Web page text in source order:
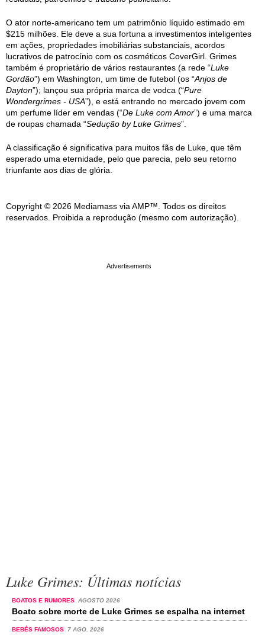
O ator norte-americano tem um patrimônio líquido estimado em
$215 milhões. Ele deve a sua fortuna a investimentos inteligentes
em ações, propriedades imobiliárias substanciais, acordos
lucrativos de patrocínio com os cosméticos CoverGirl. Grimes
também é proprietário de vários restaurantes (a rede “Luke
Gordão”) em Washington, um time de futebol (os “Anjos de
Dayton”); lançou sua própria marca de vodca (“Pure
Wondergrimes - USA”), e está entrando no mercado jovem com
um perfume líder em vendas (“De Luke com Amor”) e uma marca
de roupas chamada “Sedução by Luke Grimes”.
A classificação é significativa para muitos fãs de Luke, que têm
esperado uma eternidade, pelo que parecia, pelo seu retorno
triunfante aos dias de glória.
Copyright © 2026 Mediamass via AMP™. Todos os direitos
reservados. Proibida a reprodução (mesmo com autorização).
Luke Grimes: Últimas notícias
BOATOS E RUMORES AGOSTO 2026
Boato sobre morte de Luke Grimes se espalha na internet
BEBÉS FAMOSOS 7 AGO. 2026